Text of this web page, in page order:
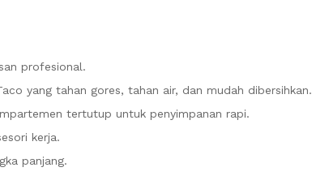
profesional.
yang tahan gores, tahan air, dan mudah dibersihkan.
tertutup untuk penyimpanan rapi.
kerja.
panjang.